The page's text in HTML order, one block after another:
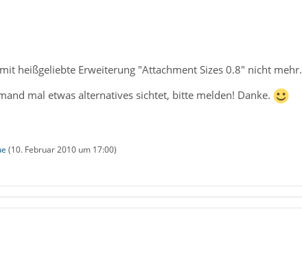
heißgeliebte Erweiterung "Attachment Sizes 0.8" nicht mehr.
mal etwas alternatives sichtet, bitte melden! Danke.
(10. Februar 2010 um 17:00)